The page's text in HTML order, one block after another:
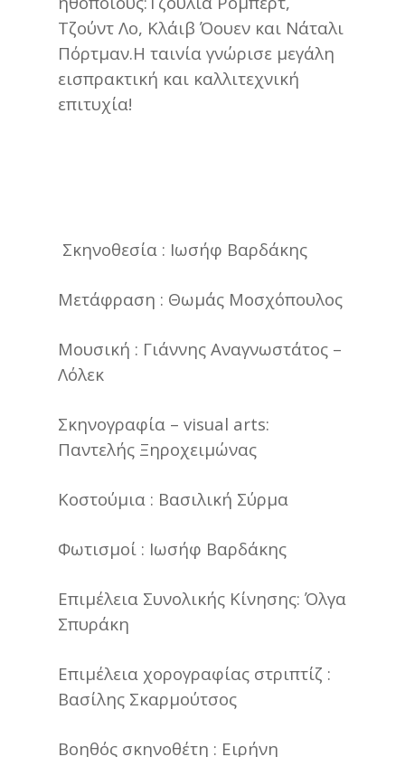
Τζούντ Λο, Κλάιβ Όουεν και Νάταλι
Πόρτμαν.Η ταινία γνώρισε μεγάλη
εισπρακτική και καλλιτεχνική
επιτυχία!
Σκηνοθεσία : Ιωσήφ Βαρδάκης
Μετάφραση : Θωμάς Μοσχόπουλος
Μουσική : Γιάννης Αναγνωστάτος –
Λόλεκ
Σκηνογραφία – visual arts:
Παντελής Ξηροχειμώνας
Κοστούμια : Βασιλική Σύρμα
Φωτισμοί : Ιωσήφ Βαρδάκης
Επιμέλεια Συνολικής Κίνησης: Όλγα
Σπυράκη
Επιμέλεια χορογραφίας στριπτίζ :
Βασίλης Σκαρμούτσος
Βοηθός σκηνοθέτη : Ειρήνη